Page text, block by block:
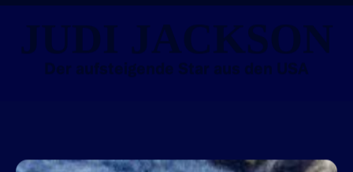
JUDI JACKSON
Der aufsteigende Star aus den USA